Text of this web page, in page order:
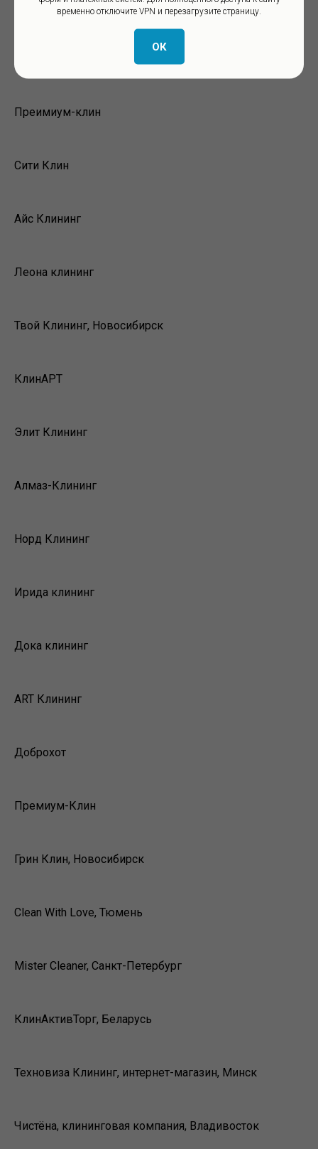
Восточная Клининговая Компания
Преимиум-клин
Сити Клин
Айс Клининг
Леона клининг
Твой Клининг, Новосибирск
КлинАРТ
Элит Клининг
Алмаз-Клининг
Норд Клининг
Ирида клининг
Дока клининг
ART Клининг
Доброхот
Премиум-Клин
Грин Клин, Новосибирск
Clean With Love, Тюмень
Mister Cleaner, Санкт-Петербург
КлинАктивТорг, Беларусь
Техновиза Клининг, интернет-магазин, Минск
Чистёна, клининговая компания, Владивосток
временно отключите VPN и перезагрузите страницу.
ОК